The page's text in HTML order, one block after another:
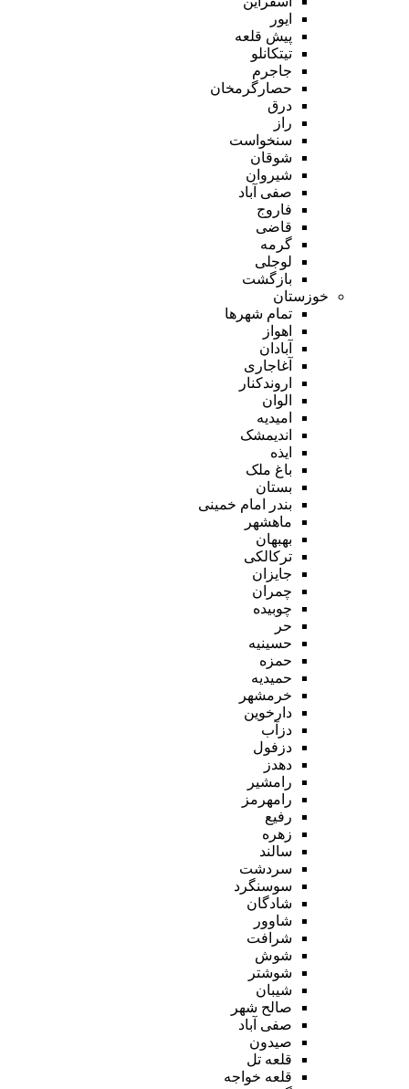
ایور
پیش قلعه
تیتکانلو
جاجرم
حصارگرمخان
درق
راز
سنخواست
شوقان
شیروان
صفی آباد
فاروج
قاضی
گرمه
لوجلی
بازگشت
خوزستان
تمام شهر‌ها
اهواز
آبادان
آغاجاری
اروندکنار
الوان
امیدیه
اندیمشک
ایذه
باغ ملک
بستان
بندر امام خمینی
ماهشهر
بهبهان
ترکالکی
جایزان
چمران
چوبیده
حر
حسینیه
حمزه
حمیدیه
خرمشهر
دارخوین
دزآب
دزفول
دهدز
رامشیر
رامهرمز
رفیع
زهره
سالند
سردشت
سوسنگرد
شادگان
شاوور
شرافت
شوش
شوشتر
شیبان
صالح شهر
صفی آباد
صیدون
قلعه تل
قلعه خواجه